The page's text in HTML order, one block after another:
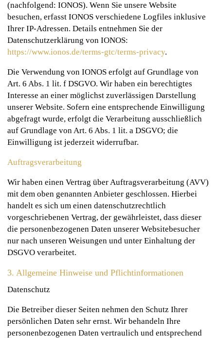
(nachfolgend: IONOS). Wenn Sie unsere Website
besuchen, erfasst IONOS verschiedene Logfiles inklusive
Ihrer IP-Adressen. Details entnehmen Sie der
Datenschutzerklärung von IONOS:
https://www.ionos.de/terms-gtc/terms-privacy.
Die Verwendung von IONOS erfolgt auf Grundlage von
Art. 6 Abs. 1 lit. f DSGVO. Wir haben ein berechtigtes
Interesse an einer möglichst zuverlässigen Darstellung
unserer Website. Sofern eine entsprechende Einwilligung
abgefragt wurde, erfolgt die Verarbeitung ausschließlich
auf Grundlage von Art. 6 Abs. 1 lit. a DSGVO; die
Einwilligung ist jederzeit widerrufbar.
Auftragsverarbeitung
Wir haben einen Vertrag über Auftragsverarbeitung (AVV)
mit dem oben genannten Anbieter geschlossen. Hierbei
handelt es sich um einen datenschutzrechtlich
vorgeschriebenen Vertrag, der gewährleistet, dass dieser
die personenbezogenen Daten unserer Websitebesucher
nur nach unseren Weisungen und unter Einhaltung der
DSGVO verarbeitet.
3. Allgemeine Hinweise und Pflicht­informationen
Datenschutz
Die Betreiber dieser Seiten nehmen den Schutz Ihrer
persönlichen Daten sehr ernst. Wir behandeln Ihre
personenbezogenen Daten vertraulich und entsprechend